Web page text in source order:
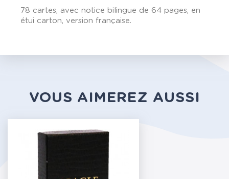
78 cartes, avec notice bilingue de 64 pages, en
étui carton, version française.
VOUS AIMEREZ AUSSI